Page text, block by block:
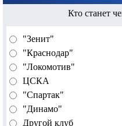
Кто станет
"Зенит"
"Краснодар"
"Локомотив"
ЦСКА
"Спартак"
"Динамо"
Другой клуб